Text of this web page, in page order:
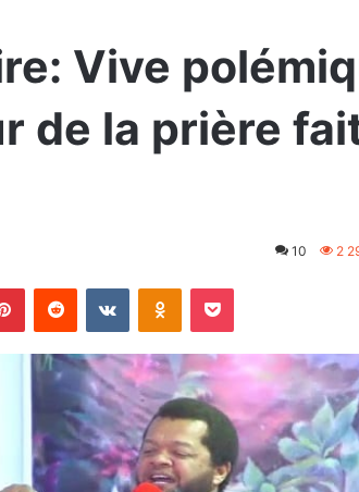
Vive
de la prière
10 2
PinterestReddit VKontakteOdnoklassniki
Pocket